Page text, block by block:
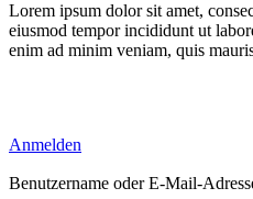
Lorem ipsum dolor sit amet,
eiusmod tempor incididunt ut
enim ad minim veniam, quis
Anmelden
Benutzername oder E-Mail-